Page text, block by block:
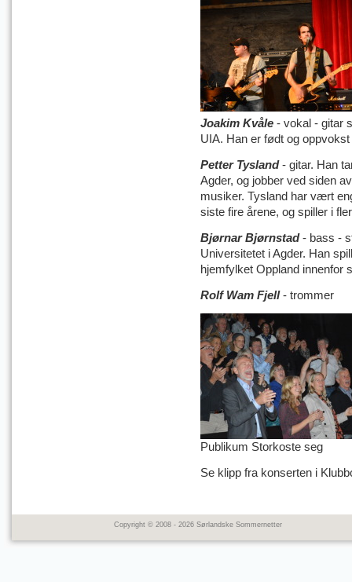
Joakim Kvåle - vokal - gitar
UIA. Han er født og
Petter Tysland- gitar. Han
Agder, og jobber ved siden
musiker. Tysland har vært
siste fire årene, og spiller i
Bjørnar Bjørnstad- bass -
Universitetet i Agder. Han
hjemfylket Oppland innenfor
Rolf Wam Fjell- trommer
Publikum Storkoste seg
Se klipp fra konserten i
Copyright © 2008 - 2026 Sørlandske Sommernetter